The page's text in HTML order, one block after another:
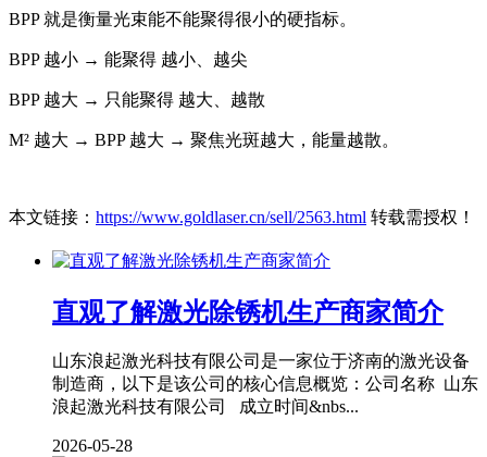
BPP 就是衡量光束能不能聚得很小的硬指标。
BPP 越小 → 能聚得 越小、越尖
BPP 越大 → 只能聚得 越大、越散
M² 越大 → BPP 越大 → 聚焦光斑越大，能量越散。
本文链接： https://www.goldlaser.cn/sell/2563.html 转载需授权！
直观了解激光除锈机生产商家简介
山东浪起激光科技有限公司是一家位于济南的激光设备
制造商，以下是该公司的核心信息概览：公司名称 山东
浪起激光科技有限公司 成立时间&nbs...
2026-05-28